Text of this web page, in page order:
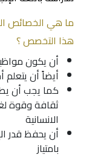
ما هي الخصائص
هذا التخصص ؟
أن يكون
أيضاً أن يتعلم
كما يجب أن
ثقافة وقوة
الانسانية
أن يحفظ قدر
بامتياز